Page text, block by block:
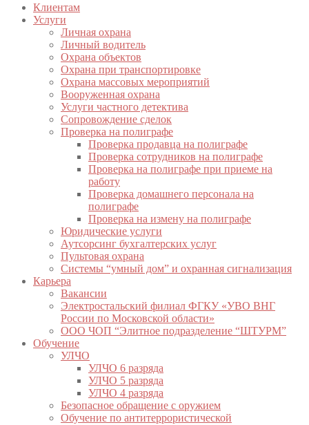
Клиентам
Услуги
Личная охрана
Личный водитель
Охрана объектов
Охрана при транспортировке
Охрана массовых мероприятий
Вооруженная охрана
Услуги частного детектива
Сопровождение сделок
Проверка на полиграфе
Проверка продавца на полиграфе
Проверка сотрудников на полиграфе
Проверка на полиграфе при приеме на
работу
Проверка домашнего персонала на
полиграфе
Проверка на измену на полиграфе
Юридические услуги
Аутсорсинг бухгалтерских услуг
Пультовая охрана
Системы “умный дом” и охранная сигнализация
Карьера
Вакансии
Электростальский филиал ФГКУ «УВО ВНГ
России по Московской области»
ООО ЧОП “Элитное подразделение “ШТУРМ”
Обучение
УЛЧО
УЛЧО 6 разряда
УЛЧО 5 разряда
УЛЧО 4 разряда
Безопасное обращение с оружием
Обучение по антитеррористической